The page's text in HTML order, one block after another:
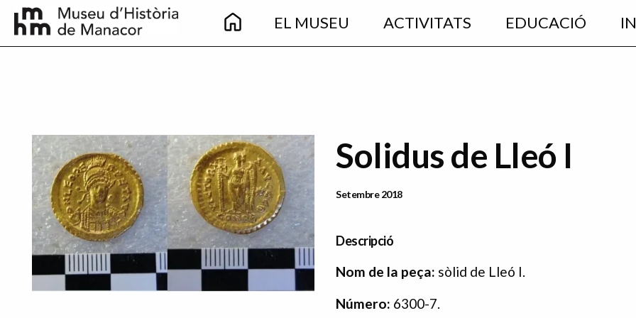
Vés al contingut
Main
navigation
EL MUSEU ACTIVITATS EDUCACIÓ
Imatge principal Solidus de Lleó I
Data Publicació
Setembre 2018
Descripció
Nom de la peça: sòlid de Lleó I.
Número: 6300-7.